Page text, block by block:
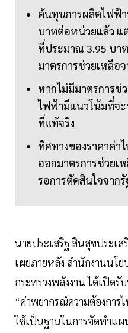
ต้นทุนการผลิตไฟฟ้า
บาทต่อหน่วยแล้ว แ
ที่ประมาณ 3.95 บา
มาตรการช่วยเหลือ
หากไม่มีมาตรการช่
ไฟฟ้ามีแนวโน้มที่จ
ที่แท้จริง
ทิศทางของราคาค่า
ออกมาตรการช่วยเ
รอการตัดสินใจจาก
นายประเสริฐ สินสุขประเส
เผยภายหลัง สำนักงานนโ
กระทรวงพลังงาน ได้เปิด
“ค่าพยากรณ์ความต้องกา
ใช้เป็นฐานในการจัดทำแ